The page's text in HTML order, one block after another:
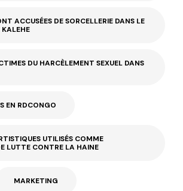
ACCUSÉES DE SORCELLERIE DANS LE
KALEHE
DU HARCÈLEMENT SEXUEL DANS
EN RDCONGO
UTILISÉS COMME
LUTTE CONTRE LA HAINE
MARKETING